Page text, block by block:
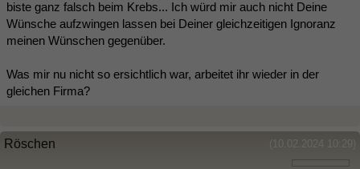
biste ganz falsch beim Krebs... Ich würd mir auch nicht Deine
Wünsche aufzwingen lassen bei Deiner gleichzeitigen Ignoranz
meinen Wünschen gegenüber.
Was mir nu nicht so ersichtlich war, arbeitet ihr wieder in der
gleichen Firma?
(10.02.2024 10:29)
Röschen